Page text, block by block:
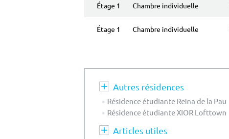
Étage 1 Chambre individuelle
Étage 1 Chambre individuelle
Autres résidences
Résidence étudiante Reina de la Pau
Résidence étudiante XIOR Lofttown
Articles utiles